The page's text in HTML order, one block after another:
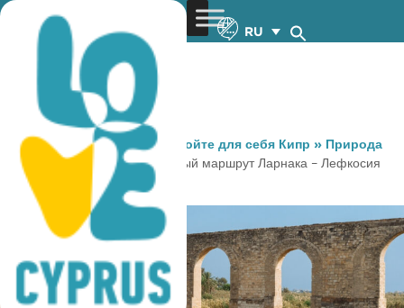
RU
You are here: Home »Откройте для себя Кипр » Природа
» Велоспорт
Велосипедный маршрут Ларнака – Лефкосия
(никосия)